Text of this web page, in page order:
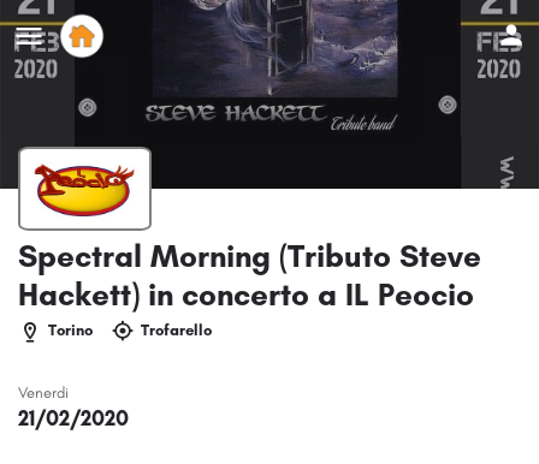
Spectral Morning (Tributo Steve
Hackett) in concerto a IL Peocio
Torino Trofarello
Venerdi
21/02/2020